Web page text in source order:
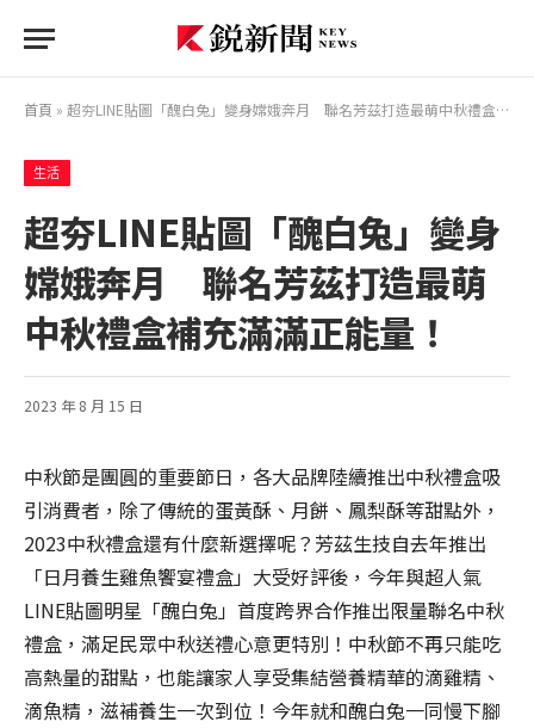
首頁 » 超夯LINE貼圖「醜白兔」變身嫦娥奔月 聯名芳茲打造最萌中秋禮盒補充滿滿正能量！
生活
超夯LINE貼圖「醜白兔」變身
嫦娥奔月 聯名芳茲打造最萌
中秋禮盒補充滿滿正能量！
2023 年 8 月 15 日
中秋節是團圓的重要節日，各大品牌陸續推出中秋禮盒吸
引消費者，除了傳統的蛋黃酥、月餅、鳳梨酥等甜點外，
2023中秋禮盒還有什麼新選擇呢？芳茲生技自去年推出
「日月養生雞魚饗宴禮盒」大受好評後，今年與超人氣
LINE貼圖明星「醜白兔」首度跨界合作推出限量聯名中秋
禮盒，滿足民眾中秋送禮心意更特別！中秋節不再只能吃
高熱量的甜點，也能讓家人享受集結營養精華的滴雞精、
滴魚精，滋補養生一次到位！今年就和醜白兔一同慢下腳